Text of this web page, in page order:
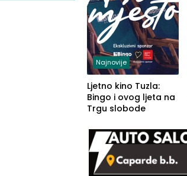
Najnovije
Ljetno kino Tuzla:
Bingo i ovog ljeta na
Trgu slobode